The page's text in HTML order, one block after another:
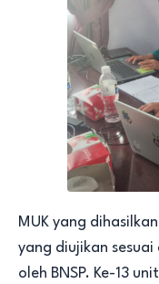
MUK yang
yang diujikan sesuai
oleh BNSP. Ke-13